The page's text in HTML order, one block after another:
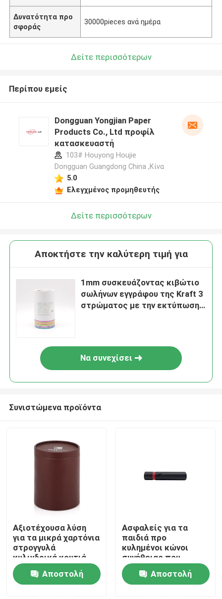
Σπίτι
Προϊόντα
Δυνατότητα προ
σφοράς
30000pieces ανά ημέρα
Δείτε περισσότερων
Περίπου εμείς
Dongguan Yongjian Paper
Products Co., Ltd προφίλ
κατασκευαστή
103# Houyong Houjie
Dongguan Guangdong China ,Κίνα
5.0
Ελεγχμένος προμηθευτής
Δείτε περισσότερων
Αποκτήστε την καλύτερη τιμή για
1mm συσκευάζοντας κιβώτιο
σωλήνων εγγράφου της Kraft 3
στρώματος με την εκτύπωση
Να συνεχίσει
Συνιστώμενα προϊόντα
Αξιοτέχουσα λύση
για τα μικρά χαρτόνια
στρογγυλά
κυλινδρικά κουτιά
χαρτιού δώρων
Αποστολή
Ασφαλείς για τα
παιδιά προ
κυλημένοι κώνοι
συνήθειας που
συσκευάζουν
παιδιών
συσκευάζοντας
Αποστολή